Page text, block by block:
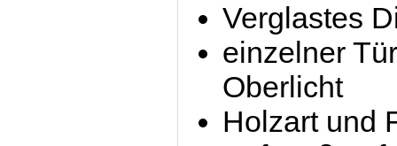
Verglastes
einzelner
Oberlicht
Holzart und